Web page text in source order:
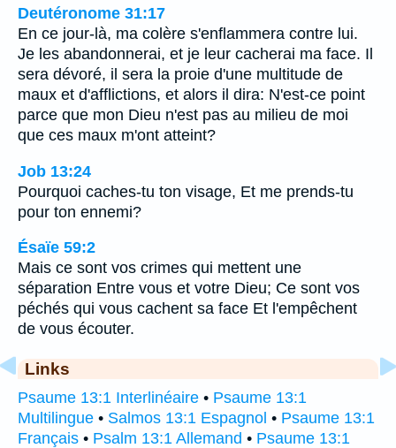
Deutéronome 31:17
En ce jour-là, ma colère s'enflammera contre lui.
Je les abandonnerai, et je leur cacherai ma face. Il
sera dévoré, il sera la proie d'une multitude de
maux et d'afflictions, et alors il dira: N'est-ce point
parce que mon Dieu n'est pas au milieu de moi
que ces maux m'ont atteint?
Job 13:24
Pourquoi caches-tu ton visage, Et me prends-tu
pour ton ennemi?
Ésaïe 59:2
Mais ce sont vos crimes qui mettent une
séparation Entre vous et votre Dieu; Ce sont vos
péchés qui vous cachent sa face Et l'empêchent
de vous écouter.
Links
Psaume 13:1 Interlinéaire • Psaume 13:1
Multilingue • Salmos 13:1 Espagnol • Psaume 13:1
Français • Psalm 13:1 Allemand • Psaume 13:1